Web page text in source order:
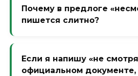
универсальный предлог.
Почему в предлоге
пишется слитно?
«не» стала частью слова.
Если я напишу «не
официальном документе,